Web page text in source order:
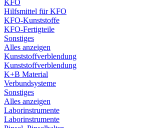
KFO
Hilfsmittel für KFO
KFO-Kunststoffe
KFO-Fertigteile
Sonstiges
Alles anzeigen
Kunststoffverblendung
Kunststoffverblendung
K+B Material
Verbundsysteme
Sonstiges
Alles anzeigen
Laborinstrumente
Laborinstrumente